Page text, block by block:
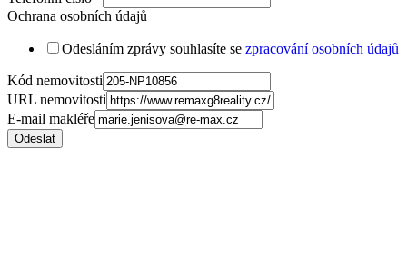
Ochrana osobních údajů
Odesláním zprávy souhlasíte se zpracování osobních údajů
Kód nemovitosti
URL nemovitosti
E-mail makléře
Odeslat